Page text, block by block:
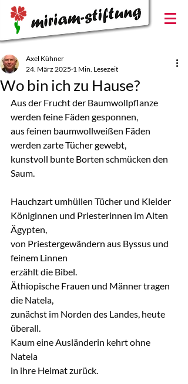
Wo bin ich zu Hause?
Axel Kühner
24. März 2025 1 Min. Lesezeit
Aus der Frucht der Baumwollpflanze
werden feine Fäden gesponnen,
aus feinen baumwollweißen Fäden
werden zarte Tücher gewebt,
kunstvoll bunte Borten schmücken den
Saum.
Hauchzart umhüllen Tücher und Kleider
Königinnen und Priesterinnen im Alten
Ägypten,
von Priestergewändern aus Byssus und
feinem Linnen
erzählt die Bibel.
Äthiopische Frauen und Männer tragen
die Natela,
zunächst im Norden des Landes, heute
überall.
Kaum eine Ausländerin kehrt ohne
Natela
in ihre Heimat zurück.